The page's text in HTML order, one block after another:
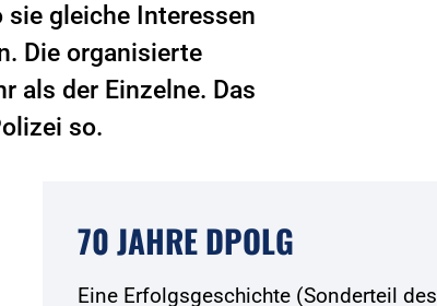
gleiche Interessen
Die organisierte
als der Einzelne. Das
so.
70 JAHRE DPOLG
Eine Erfolgsgeschichte (Sonderteil des